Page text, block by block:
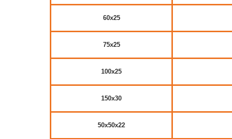
60x25
75x25
100x25
150x30
50x50x22